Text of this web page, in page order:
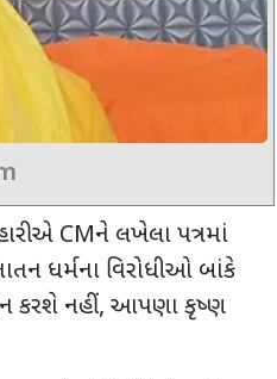
CMને લખેલા પત્રમાં
ધર્મના વિરોધીઓ બાંકે
કરશે નહીં, આપણા કૃષ્ણ